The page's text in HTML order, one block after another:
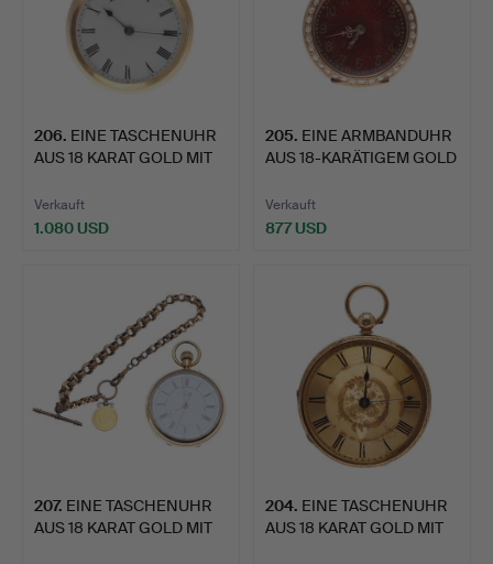
206. EINE TASCHENUHR
AUS 18 KARAT GOLD MIT
Verkauft
1.080 USD
205. EINE ARMBANDUHR
AUS 18-KARÄTIGEM GOLD
Verkauft
877 USD
207. EINE TASCHENUHR
AUS 18 KARAT GOLD MIT
204. EINE TASCHENUHR
AUS 18 KARAT GOLD MIT